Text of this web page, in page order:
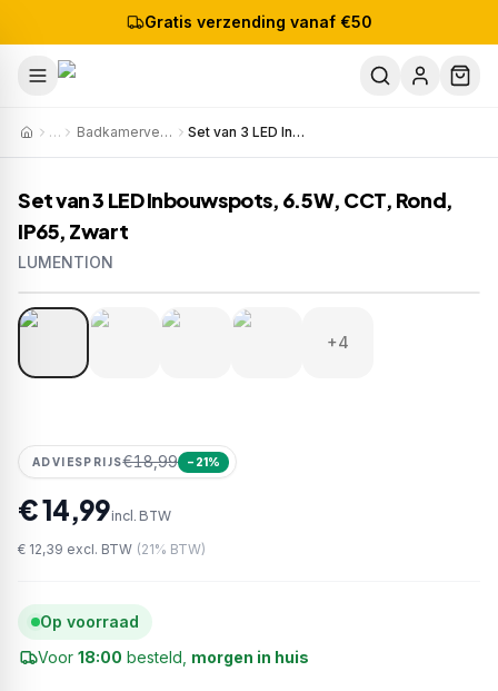
Gratis verzending vanaf €50
… Badkamerverlichting Set van 3 LED Inbouwspots, 6.5W, CCT, Rond, IP65, Zwart
Set van 3 LED Inbouwspots, 6.5W, CCT, Rond,
IP65, Zwart
LUMENTION
Artikelnr:927-D6506-246-30EAN:8720618183576
+4
ADVIESPRIJS€18,99 − 21%
€ 14,99incl. BTW
€ 12,39 excl. BTW (21% BTW)
Op voorraad
Voor 18:00 besteld, morgen in huis